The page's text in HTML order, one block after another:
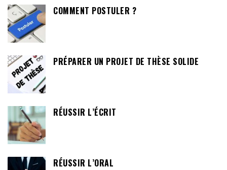
COMMENT POSTULER ?
PRÉPARER UN PROJET DE THÈSE SOLIDE
RÉUSSIR L’ÉCRIT
RÉUSSIR L’ORAL